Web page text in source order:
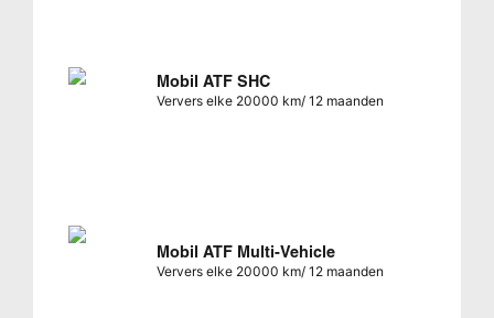
Mobil ATF SHC
Ververs elke 20000 km/ 12 maanden
Mobil ATF Multi-Vehicle
Ververs elke 20000 km/ 12 maanden